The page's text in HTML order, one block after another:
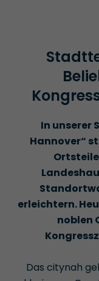
In unserer
Hannover“
erleichtern.
noblen
Das citynah